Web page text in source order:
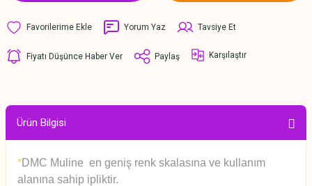
Yorum Yaz Tavsiye Et
Fiyatı Düşünce Haber Ver Paylaş Karşılaştır
Ürün Bilgisi
*DMC Muline en geniş renk skalasına ve kullanım
alanına sahip ipliktir.